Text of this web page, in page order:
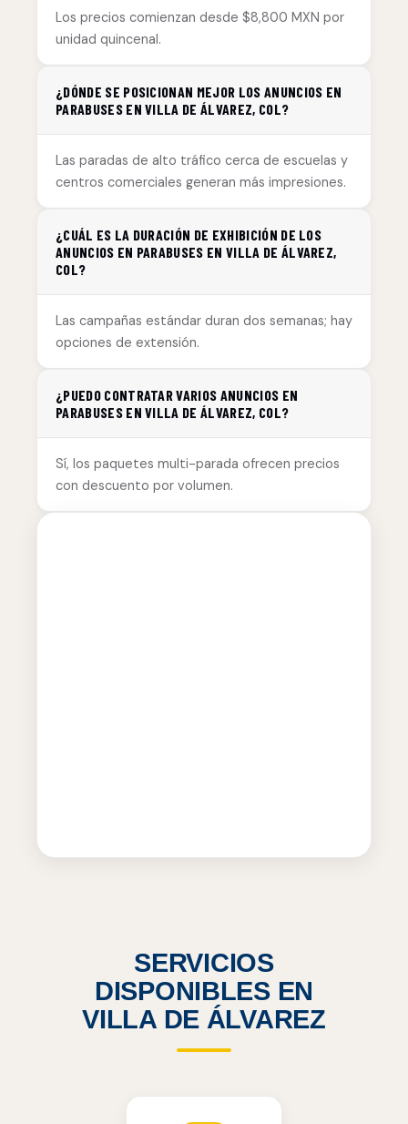
Los precios comienzan desde $8,800 MXN por
unidad quincenal.
¿DÓNDE SE POSICIONAN MEJOR LOS ANUNCIOS EN
PARABUSES EN VILLA DE ÁLVAREZ, COL?
Las paradas de alto tráfico cerca de escuelas y
centros comerciales generan más impresiones.
¿CUÁL ES LA DURACIÓN DE EXHIBICIÓN DE LOS
ANUNCIOS EN PARABUSES EN VILLA DE ÁLVAREZ,
COL?
Las campañas estándar duran dos semanas; hay
opciones de extensión.
¿PUEDO CONTRATAR VARIOS ANUNCIOS EN
PARABUSES EN VILLA DE ÁLVAREZ, COL?
Sí, los paquetes multi-parada ofrecen precios
con descuento por volumen.
SERVICIOS
DISPONIBLES EN
VILLA DE ÁLVAREZ